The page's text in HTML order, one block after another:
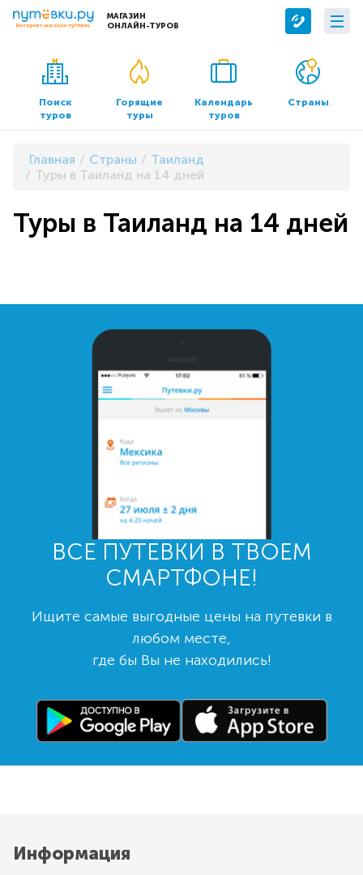
МАГАЗИН
ОНЛАЙН-ТУРОВ
Сервисы
Бронирование отелей
Трансфер
О компании
О нас
Контакты
Документы и реквизиты
Поиск
туров
Горящие
туры
Календарь
туров
Страны
Главная Страны
Таиланд
Туры в Таиланд на 14 дней
Туры в Таиланд на 14 дней
ВСЕ ПУТЕВКИ В ТВОЕМ
СМАРТФОНЕ!
Ищите самые выгодные цены на путевки в
любом месте,
где бы Вы не находились!
Информация